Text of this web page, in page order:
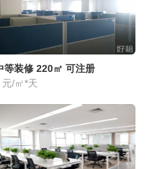
等装修 220㎡ 可注册
元/㎡*天